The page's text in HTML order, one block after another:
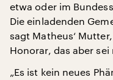
etwa oder im
Die einladenden
sagt Matheus‘
Honorar, das aber
„Es ist kein neues